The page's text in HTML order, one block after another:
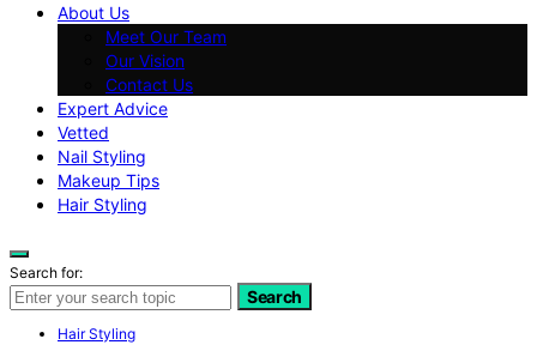
About Us
Meet Our Team
Our Vision
Contact Us
Expert Advice
Vetted
Nail Styling
Makeup Tips
Hair Styling
Search for:
Search
Hair Styling